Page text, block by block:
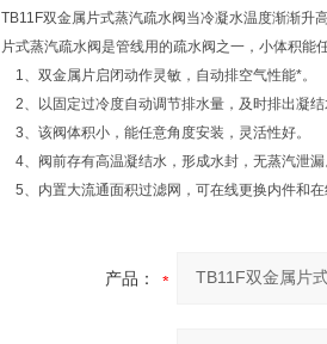
TB11F双金属片式蒸汽疏水阀当冷凝水温度渐渐升
片式蒸汽疏水阀是管线用的疏水阀之一，小体积能
1、双金属片启闭动作灵敏，自动排空气性能*。
2、以固定过冷度自动调节排水量，及时排出凝结
3、该阀体积小，能任意角度安装，灵活性好。
4、阀前存有高温凝结水，形成水封，无蒸汽泄漏
5、内置大流通面积过滤网，可在线更换内件和在
产品：